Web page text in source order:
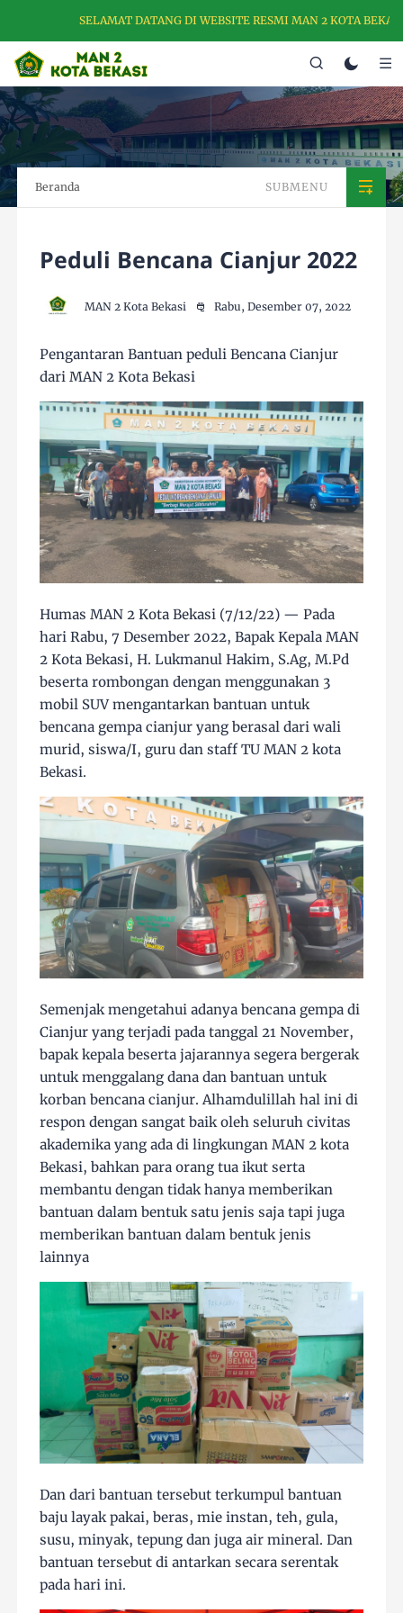
SELAMAT DATANG DI WEBSITE RESMI MAN 2 KOTA BEKASI-
Beranda SUBMENU
Peduli Bencana Cianjur 2022
MAN 2 Kota Bekasi Rabu, Desember 07, 2022
Pengantaran Bantuan peduli Bencana Cianjur
dari MAN 2 Kota Bekasi
Humas MAN 2 Kota Bekasi (7/12/22) — Pada
hari Rabu, 7 Desember 2022, Bapak Kepala MAN
2 Kota Bekasi, H. Lukmanul Hakim, S.Ag, M.Pd
beserta rombongan dengan menggunakan 3
mobil SUV mengantarkan bantuan untuk
bencana gempa cianjur yang berasal dari wali
murid, siswa/I, guru dan staff TU MAN 2 kota
Bekasi.
Semenjak mengetahui adanya bencana gempa di
Cianjur yang terjadi pada tanggal 21 November,
bapak kepala beserta jajarannya segera bergerak
untuk menggalang dana dan bantuan untuk
korban bencana cianjur. Alhamdulillah hal ini di
respon dengan sangat baik oleh seluruh civitas
akademika yang ada di lingkungan MAN 2 kota
Bekasi, bahkan para orang tua ikut serta
membantu dengan tidak hanya memberikan
bantuan dalam bentuk satu jenis saja tapi juga
memberikan bantuan dalam bentuk jenis
lainnya
Dan dari bantuan tersebut terkumpul bantuan
baju layak pakai, beras, mie instan, teh, gula,
susu, minyak, tepung dan juga air mineral. Dan
bantuan tersebut di antarkan secara serentak
pada hari ini.